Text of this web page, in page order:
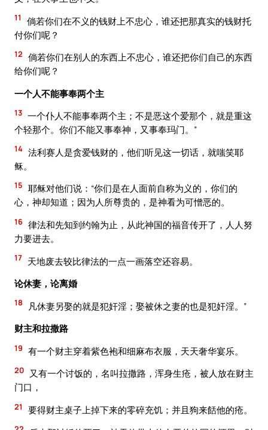
11
倘若你们在不义的钱财上不忠心，谁还把那真实的钱财托
付你们呢？
12 倘若你们在别人的东西上不忠心，谁还把你们自己的东西
给你们呢？
一个人不能事奉两个主
13 一个仆人不能事奉两个主；不是恶这个爱那个，就是重这
个轻那个。你们不能又事奉神，又事奉玛门。”
14 法利赛人是贪爱钱财的，他们听见这一切话，就嗤笑耶
稣。
15 耶稣对他们说：“你们是在人面前自称为义的，你们的
心，神却知道；因为人所尊贵的，是神看为可憎恶的。
16 律法和先知到约翰为止，从此神国的福音传开了，人人努
力要进去。
17 天地废去较比律法的一点一画落空还容易。
论休妻，论离婚
18
凡休妻另娶的就是犯奸淫；娶被休之妻的也是犯奸淫。”
财主和拉撒路
19 有一个财主穿着紫色袍和细麻布衣服，天天奢华宴乐。
20
又有一个讨饭的，名叫拉撒路，浑身生疮，被人放在财主
门口，
21 要得财主桌子上掉下来的零碎充饥；并且狗来餂他的疮。